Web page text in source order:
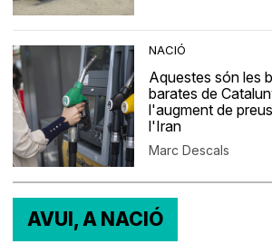
NACIÓ
Aquestes són les
barates de
l'augment de
l'Iran
Marc Descals
AVUI, A NACIÓ